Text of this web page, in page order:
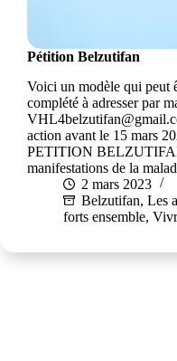
Pétition Belzutifan
Voici un modèle qui peut
complété à adresser par
action avant le 15 mars
PETITION
manifestations de la
2 mars 2023
Belzutifan, Les
forts ensemble,